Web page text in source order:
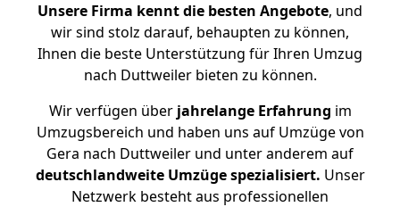
Unsere Firma kennt die besten Angebote, und
wir sind stolz darauf, behaupten zu können,
Ihnen die beste Unterstützung für Ihren Umzug
nach Duttweiler bieten zu können.
Wir verfügen überjahrelange Erfahrung im
Umzugsbereich und haben uns auf Umzüge von
Gera nach Duttweiler und unter anderem auf
deutschlandweite Umzüge spezialisiert. Unser
Netzwerk besteht aus professionellen